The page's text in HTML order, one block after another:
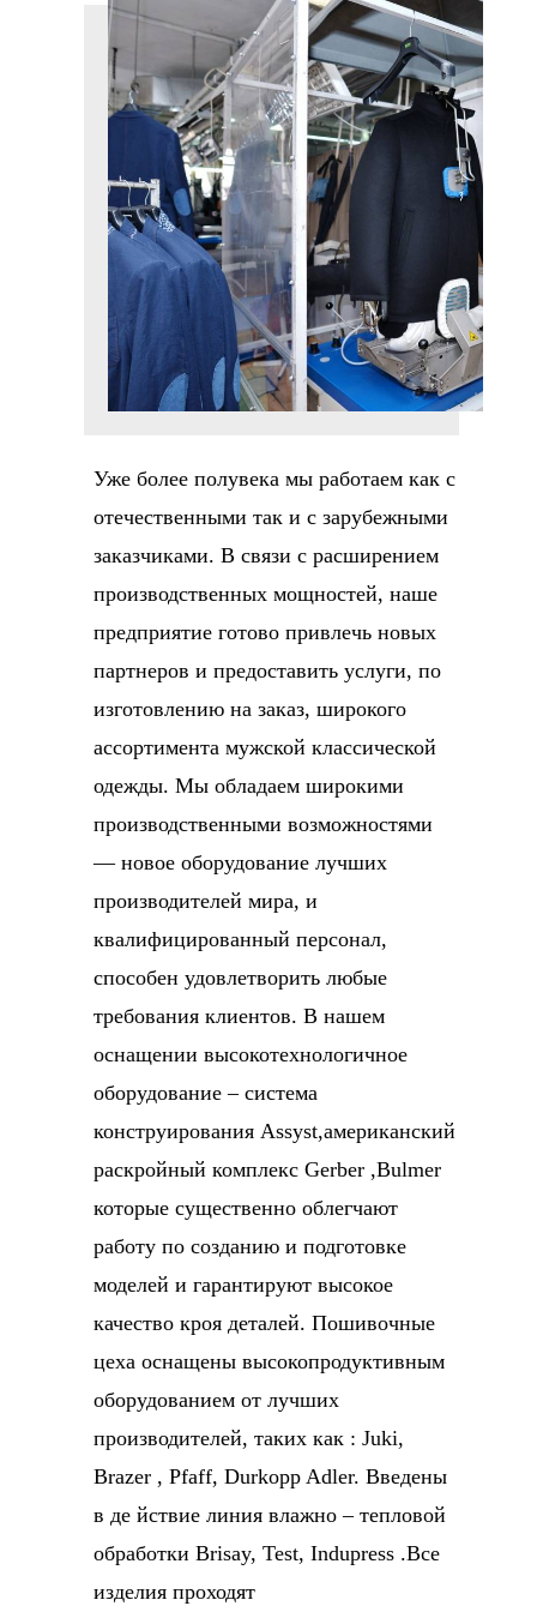
Уже более полувека мы работаем как с
отечественными так и с зарубежными
заказчиками. В связи с расширением
производственных мощностей, наше
предприятие готово привлечь новых
партнеров и предоставить услуги, по
изготовлению на заказ, широкого
ассортимента мужской классической
одежды. Мы обладаем широкими
производственными возможностями
— новое оборудование лучших
производителей мира, и
квалифицированный персонал,
способен удовлетворить любые
требования клиентов. В нашем
оснащении высокотехнологичное
оборудование – система
конструирования Assyst,американский
раскройный комплекс Gerber ,Bulmer
которые существенно облегчают
работу по созданию и подготовке
моделей и гарантируют высокое
качество кроя деталей. Пошивочные
цеха оснащены высокопродуктивным
оборудованием от лучших
производителей, таких как : Juki,
Brazer , Pfaff, Durkopp Adler. Введены
в де йствие линия влажно – тепловой
обработки Brisay, Test, Indupress .Все
изделия проходят